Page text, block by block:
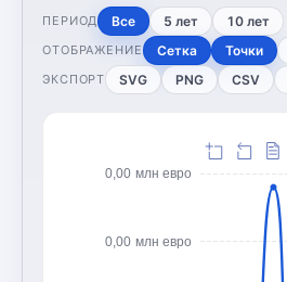
ПЕРИОД Все 5 лет 10 лет
ОТОБРАЖЕНИЕ Сетка Точки
ЭКСПОРТ SVG PNG CSV
0,00 млн евро
0,00 млн евро